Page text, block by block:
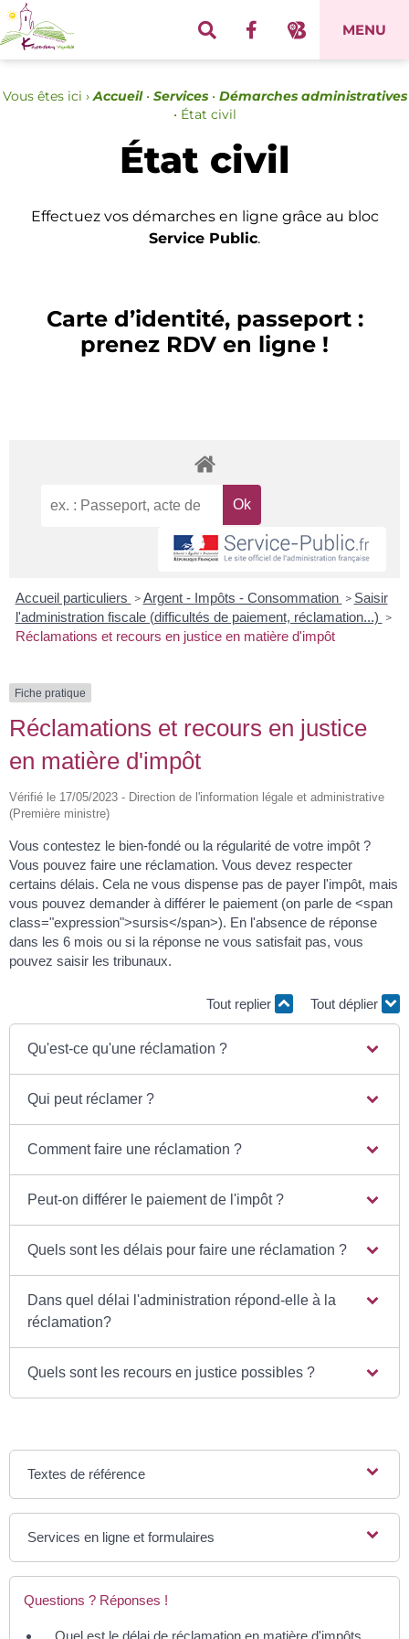
MENU
Vous êtes ici › Accueil• Services• Démarches administratives
• État civil
État civil
Effectuez vos démarches en ligne grâce au bloc
Service Public.
Carte d’identité, passeport :
prenez RDV en ligne !
Accueil particuliers > Argent - Impôts - Consommation > Saisir
l'administration fiscale (difficultés de paiement, réclamation...) >
Réclamations et recours en justice en matière d'impôt
Fiche pratique
Réclamations et recours en justice
en matière d'impôt
Vérifié le 17/05/2023 - Direction de l'information légale et administrative
(Première ministre)
Vous contestez le bien-fondé ou la régularité de votre impôt ?
Vous pouvez faire une réclamation. Vous devez respecter
certains délais. Cela ne vous dispense pas de payer l'impôt, mais
vous pouvez demander à différer le paiement (on parle de <span
class="expression">sursis</span>). En l'absence de réponse
dans les 6 mois ou si la réponse ne vous satisfait pas, vous
pouvez saisir les tribunaux.
Tout replier Tout déplier
Qu'est-ce qu'une réclamation ?
Qui peut réclamer ?
Comment faire une réclamation ?
Peut-on différer le paiement de l'impôt ?
Quels sont les délais pour faire une réclamation ?
Dans quel délai l'administration répond-elle à la
réclamation?
Quels sont les recours en justice possibles ?
Textes de référence
Services en ligne et formulaires
Questions ? Réponses !
Quel est le délai de réclamation en matière d'impôts
Panneau de gestion des cookies